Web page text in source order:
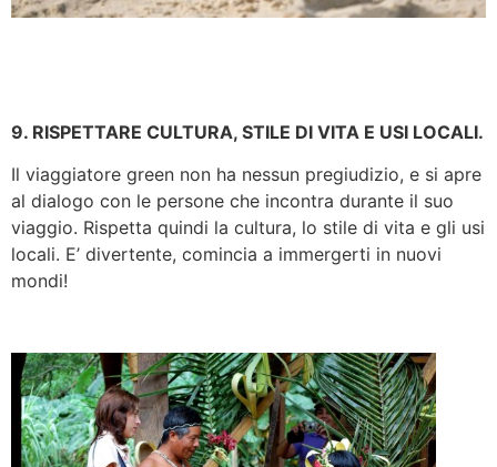
9. RISPETTARE CULTURA, STILE DI VITA E USI LOCALI.
Il viaggiatore green non ha nessun pregiudizio, e si apre
al dialogo con le persone che incontra durante il suo
viaggio. Rispetta quindi la cultura, lo stile di vita e gli usi
locali. E’ divertente, comincia a immergerti in nuovi
mondi!